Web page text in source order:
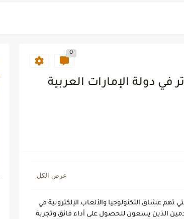
الإدارية
0
دولة الإمارات العربية
تهم عشاق التكنولوجيا والألعاب الإلكترونية في
الذين يسعون للحصول على أداء فائق وتجربة